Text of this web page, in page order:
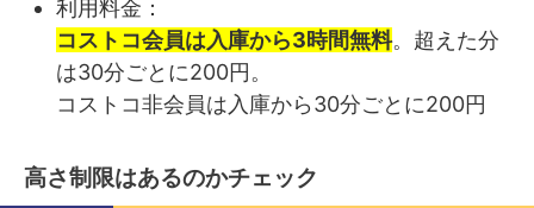
利用料金：
コストコ会員は入庫から3時間無料。超えた分
は30分ごとに200円。
コストコ非会員は入庫から30分ごとに200円
高さ制限はあるのかチェック